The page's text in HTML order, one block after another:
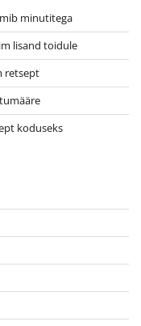
minutitega
lisand toidule
retsept
koduseks